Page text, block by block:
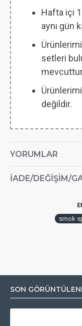
Hafta içi
aynı gün
setleri
değildir.
YORUMLAR
İADE/DEĞIŞIM/
smok
SON